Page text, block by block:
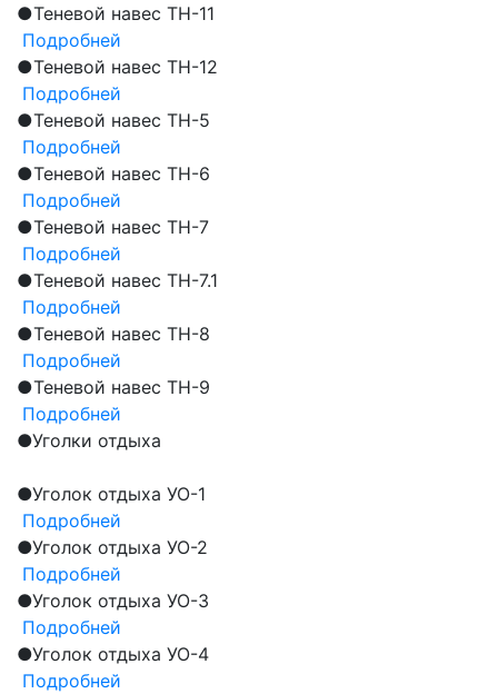
●Теневой навес ТН-11
Подробней
●Теневой навес ТН-12
Подробней
●Теневой навес ТН-5
Подробней
●Теневой навес ТН-6
Подробней
●Теневой навес ТН-7
Подробней
●Теневой навес ТН-7.1
Подробней
●Теневой навес ТН-8
Подробней
●Теневой навес ТН-9
Подробней
●Уголки отдыха
●Уголок отдыха УО-1
Подробней
●Уголок отдыха УО-2
Подробней
●Уголок отдыха УО-3
Подробней
●Уголок отдыха УО-4
Подробней